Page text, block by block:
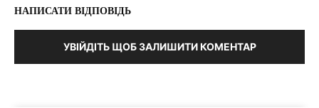
НАПИСАТИ ВІДПОВІДЬ
УВІЙДІТЬ ЩОБ ЗАЛИШИТИ КОМЕНТАР